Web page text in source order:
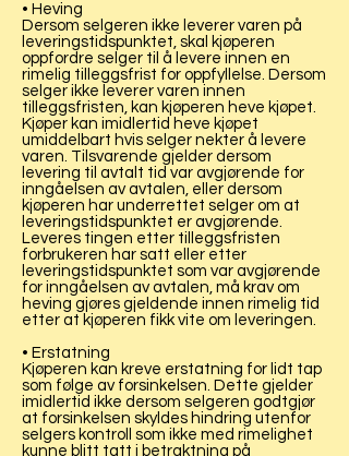
• Heving
Dersom selgeren ikke leverer varen på
leveringstidspunktet, skal kjøperen
oppfordre selger til å levere innen en
rimelig tilleggsfrist for oppfyllelse. Dersom
selger ikke leverer varen innen
tilleggsfristen, kan kjøperen heve kjøpet.
Kjøper kan imidlertid heve kjøpet
umiddelbart hvis selger nekter å levere
varen. Tilsvarende gjelder dersom
levering til avtalt tid var avgjørende for
inngåelsen av avtalen, eller dersom
kjøperen har underrettet selger om at
leveringstidspunktet er avgjørende.
Leveres tingen etter tilleggsfristen
forbrukeren har satt eller etter
leveringstidspunktet som var avgjørende
for inngåelsen av avtalen, må krav om
heving gjøres gjeldende innen rimelig tid
etter at kjøperen fikk vite om leveringen.
• Erstatning
Kjøperen kan kreve erstatning for lidt tap
som følge av forsinkelsen. Dette gjelder
imidlertid ikke dersom selgeren godtgjør
at forsinkelsen skyldes hindring utenfor
selgers kontroll som ikke med rimelighet
kunne blitt tatt i betraktning på